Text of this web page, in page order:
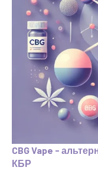
CBG Vape -
КБР